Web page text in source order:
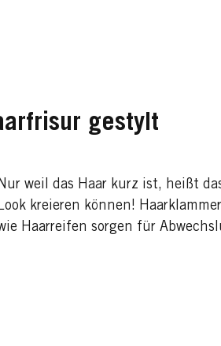
gestylt
weil das Haar kurz ist, heißt
kreieren können!
Haarreifen sorgen für